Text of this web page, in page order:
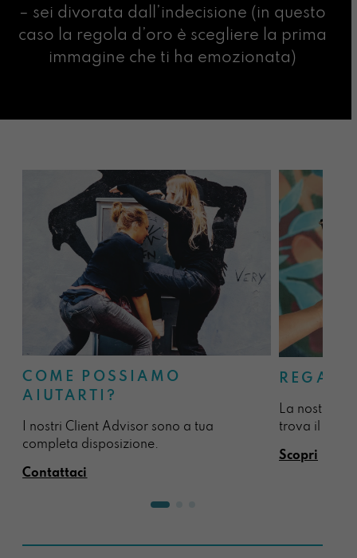
– sei divorata dall’indecisione (in questo
caso la regola d’oro è scegliere la prima
immagine che ti ha emozionata)
COME POSSIAMO
AIUTARTI?
I nostri Client Advisor sono a tua
completa disposizione.
Contattaci
La nostra
trova il
Scopri